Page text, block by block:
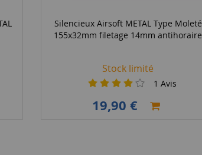
Silencieux Airsoft METAL Type Moleté
155x32mm filetage 14mm antihoraire
Stock limité
1 Avis
19,90 €